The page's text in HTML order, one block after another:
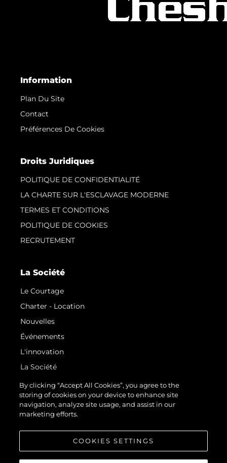
Information
Plan Du Site
Contact
Préférences De Cookies
Droits Juridiques
POLITIQUE DE CONFIDENTIALITÉ
LA CHARTE SUR L'ESCLAVAGE MODERNE
TERMES ET CONDITIONS
POLITIQUE DE COOKIES
RECRUTEMENT
La Société
Le Courtage
Charter - Location
Nouvelles
Événements
L'innovation
La Société
Notre Équipe
Style De Vie
Notre Héritage
By clicking “Accept All Cookies”, you agree to the
storing of cookies on your device to enhance site
navigation, analyze site usage, and assist in our
marketing efforts.
COOKIES SETTINGS